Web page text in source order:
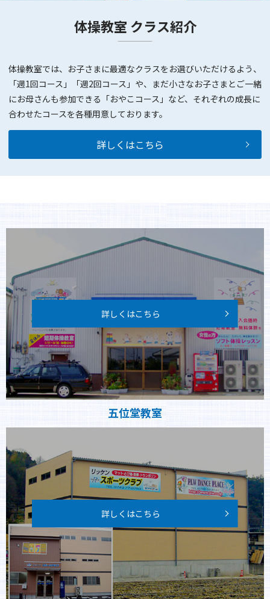
体操教室 クラス紹介
体操教室では、お子さまに最適なクラスをお選びいただけるよう、
「週1回コース」「週2回コース」や、まだ小さなお子さまとご一緒
にお母さんも参加できる「おやこコース」など、それぞれの成長に
合わせたコースを各種用意しております。
詳しくはこちら
詳しくはこちら
五位堂教室
詳しくはこちら